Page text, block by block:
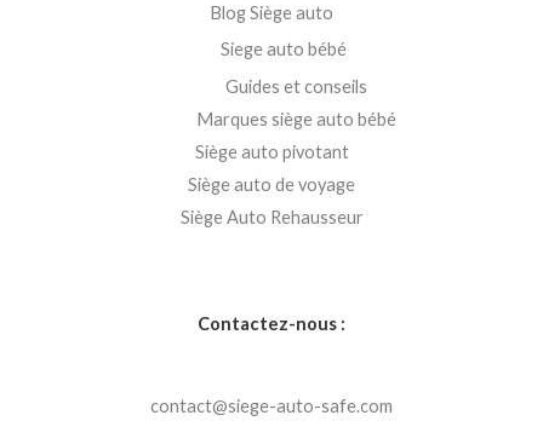
Blog Siège auto
Siege auto bébé
Guides et conseils
Marques siège auto bébé
Siège auto pivotant
Siège auto de voyage
Siège Auto Rehausseur
Contactez-nous :
contact@siege-auto-safe.com